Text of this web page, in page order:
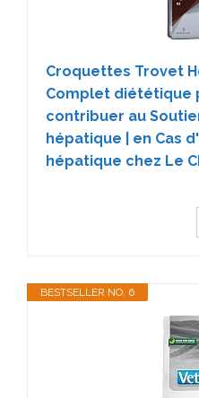
Croquettes Trovet
Complet diététique
contribuer au
hépatique | en Cas
hépatique chez Le
BESTSELLER NO. 6